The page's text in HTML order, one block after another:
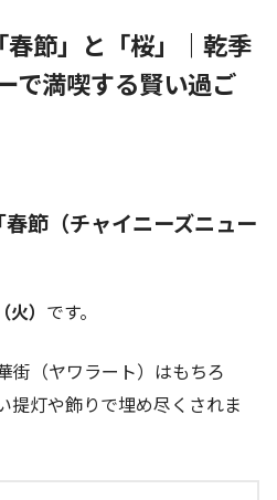
節」と「桜」｜乾季
で満喫する賢い過ご
節（チャイニーズニュー
） です。
街（ヤワラート）はもちろ
提灯や飾りで埋め尽くされま